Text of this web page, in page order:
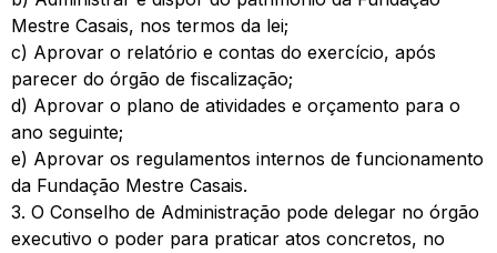
Mestre Casais, nos termos da lei;
c) Aprovar o relatório e contas do exercício, após
parecer do órgão de fiscalização;
d) Aprovar o plano de atividades e orçamento para o
ano seguinte;
e) Aprovar os regulamentos internos de funcionamento
da Fundação Mestre Casais.
3. O Conselho de Administração pode delegar no órgão
executivo o poder para praticar atos concretos, no